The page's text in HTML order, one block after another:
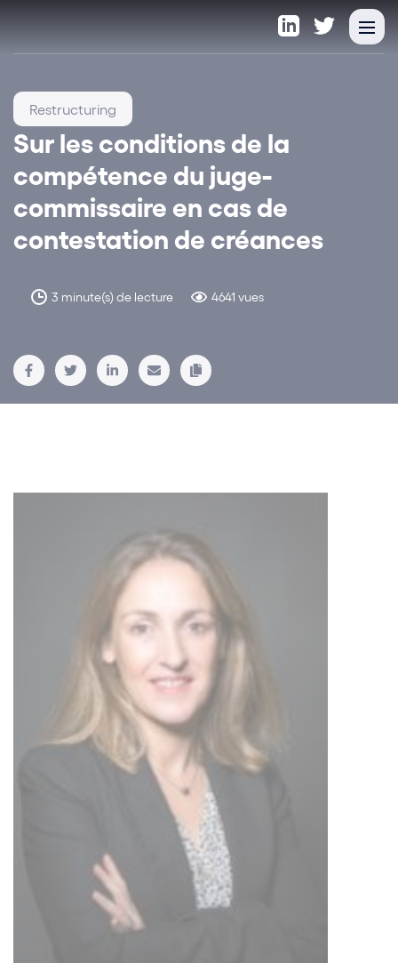
Sur les conditions de la
compétence du juge-
commissaire en cas de
contestation de créances
3 minute(s) de lecture 4641 vues
Restructuring